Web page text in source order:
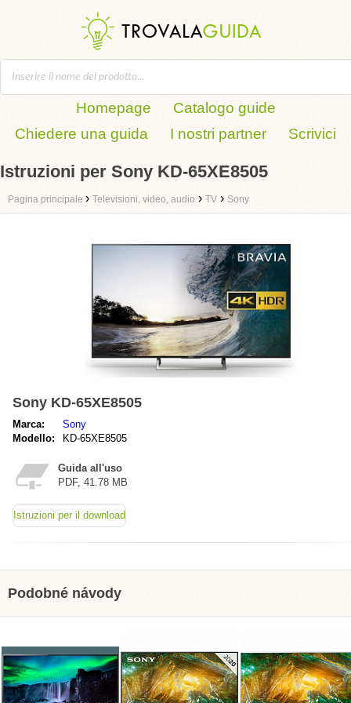
Homepage
Catalogo guide
Chiedere una guida
I nostri partner Scrivici
Istruzioni per Sony KD-65XE8505
Pagina principale › Televisioni, video, audio › TV › Sony
Sony KD-65XE8505
Marca:
Sony
Modello:
KD-65XE8505
Guida all'uso
PDF, 41.78 MB
Istruzioni per il download
Podobné návody